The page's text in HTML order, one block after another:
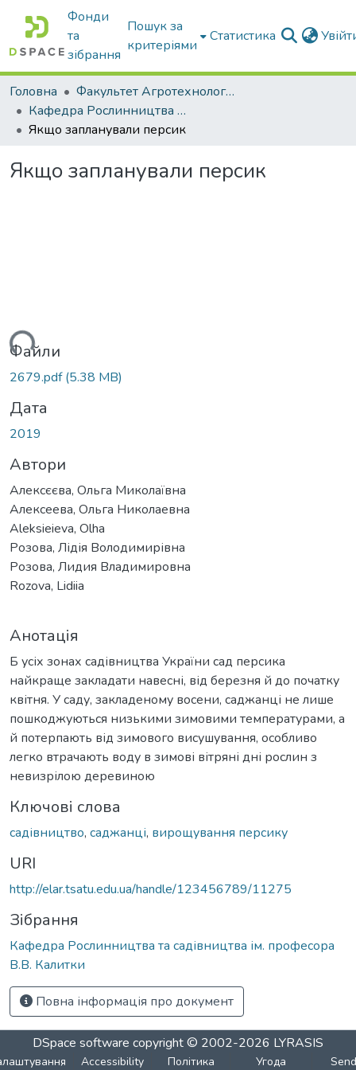
Фонди
та
зібрання
Пошук за
критеріями
Статистика
Головна
Факультет Агротехнологій та екології
Кафедра Рослинництва та садівництва ім. професора В.В. Калитки
Якщо запланували персик
Якщо запланували персик
Файли
2679.pdf(5.38 MB)
Дата
2019
Автори
Алексєєва, Ольга Миколаївна
Алексеева, Ольга Николаевна
Aleksieieva, Olha
Розова, Лідія Володимирівна
Розова, Лидия Владимировна
Rozova, Lidiia
Анотація
Б усіх зонах садівництва України сад персика
найкраще закладати навесні, від березня й до початку
квітня. У саду, закладеному восени, саджанці не лише
пошкоджуються низькими зимовими температурами, а
й потерпають від зимового висушування, особливо
легко втрачають воду в зимові вітряні дні рослин з
невизрілою деревиною
Ключові слова
садівництво, саджанці, вирощування персику
URI
http://elar.tsatu.edu.ua/handle/123456789/11275
Зібрання
Кафедра Рослинництва та садівництва ім. професора
В.В. Калитки
Повна інформація про документ
DSpace software copyright © 2002-2026 LYRASIS
Accessibility Політика Угода Send